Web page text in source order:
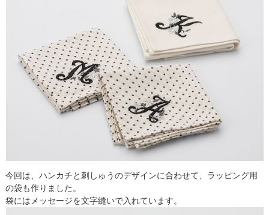
今回は、ハンカチと刺しゅうのデザインに合わせて、ラッピング用
の袋も作りました。
袋にはメッセージを文字縫いで入れています。